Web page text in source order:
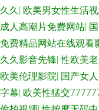
久久| 欧美男女性生活
成人高潮片免费网站|
免费精品网站在线观看
久久影音先锋|性欧美
欧美伦理影院| 国产女
字幕| 欧美性猛交